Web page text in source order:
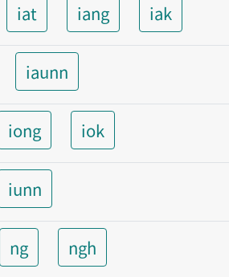
iat iang iak
iaunn
iong iok
iunn
ng ngh